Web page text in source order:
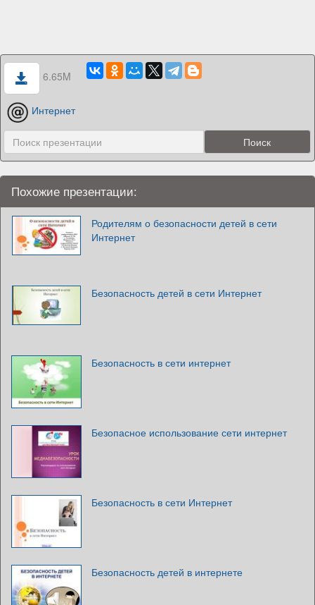
6.65M
Интернет
Похожие презентации:
Родителям о безопасности детей в сети
Интернет
Безопасность детей в сети Интернет
Безопасность в сети интернет
Безопасное использование сети интернет
Безопасность в сети Интернет
Безопасность детей в интернете